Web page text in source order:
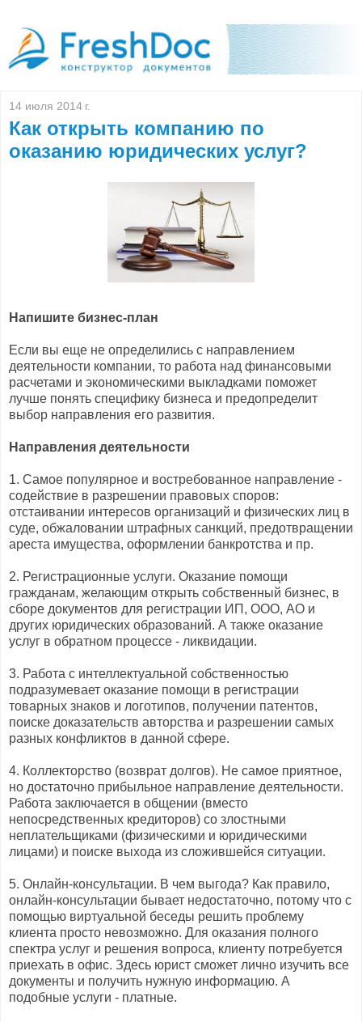
14 июля 2014 г.
Как открыть компанию по
оказанию юридических услуг?
Напишите бизнес-план
Если вы еще не определились с направлением
деятельности компании, то работа над финансовыми
расчетами и экономическими выкладками поможет
лучше понять специфику бизнеса и предопределит
выбор направления его развития.
Направления деятельности
1. Самое популярное и востребованное направление -
содействие в разрешении правовых споров:
отстаивании интересов организаций и физических лиц в
суде, обжаловании штрафных санкций, предотвращении
ареста имущества, оформлении банкротства и пр.
2. Регистрационные услуги. Оказание помощи
гражданам, желающим открыть собственный бизнес, в
сборе документов для регистрации ИП, ООО, АО и
других юридических образований. А также оказание
услуг в обратном процессе - ликвидации.
3. Работа с интеллектуальной собственностью
подразумевает оказание помощи в регистрации
товарных знаков и логотипов, получении патентов,
поиске доказательств авторства и разрешении самых
разных конфликтов в данной сфере.
4. Коллекторство (возврат долгов). Не самое приятное,
но достаточно прибыльное направление деятельности.
Работа заключается в общении (вместо
непосредственных кредиторов) со злостными
неплательщиками (физическими и юридическими
лицами) и поиске выхода из сложившейся ситуации.
5. Онлайн-консультации. В чем выгода? Как правило,
онлайн-консультации бывает недостаточно, потому что с
помощью виртуальной беседы решить проблему
клиента просто невозможно. Для оказания полного
спектра услуг и решения вопроса, клиенту потребуется
приехать в офис. Здесь юрист сможет лично изучить все
документы и получить нужную информацию. А
подобные услуги - платные.